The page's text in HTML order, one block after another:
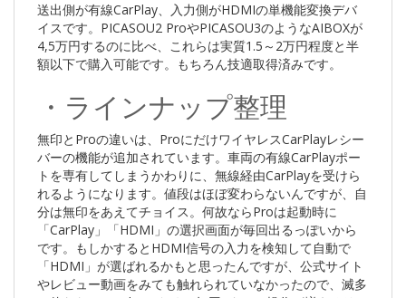
送出側が有線CarPlay、入力側がHDMIの単機能変換デバ
イスです。PICASOU2 ProやPICASOU3のようなAIBOXが
4,5万円するのに比べ、これらは実質1.5～2万円程度と半
額以下で購入可能です。もちろん技適取得済みです。
・ラインナップ整理
無印とProの違いは、ProにだけワイヤレスCarPlayレシー
バーの機能が追加されています。車両の有線CarPlayポー
トを専有してしまうかわりに、無線経由CarPlayを受けら
れるようになります。値段はほぼ変わらないんですが、自
分は無印をあえてチョイス。何故ならProは起動時に
「CarPlay」「HDMI」の選択画面が毎回出るっぽいから
です。もしかするとHDMI信号の入力を検知して自動で
「HDMI」が選ばれるかもと思ったんですが、公式サイト
やレビュー動画をみても触れられていなかったので、滅多